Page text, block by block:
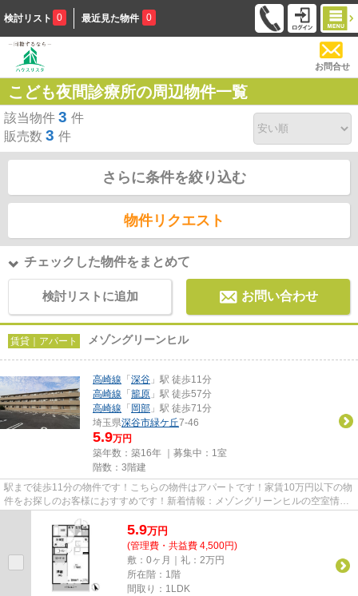
検討リスト 0 最近見た物件 0
お問合せ
こども夜間診療所の周辺物件一覧
該当物件 3 件
販売数 3 件
さらに条件を絞り込む
物件リクエスト
チェックした物件をまとめて
検討リストに追加 お問い合わせ
賃貸｜アパート メゾングリーンヒル
高崎線 「 深谷 」駅 徒歩11分
高崎線 「 籠原 」駅 徒歩57分
高崎線 「 岡部 」駅 徒歩71分
埼玉県深谷市緑ケ丘7-46
5.9万円
築年数：築16年 ｜募集中： 1室
階数：3階建
駅まで徒歩11分の物件です！こちらの物件はアパートです！家賃10万円以下の物
件をお探しのお客様におすすめです！新着情報：メゾングリーンヒルの空室情報
5.9万円
(管理費・共益費 4,500円)
敷：0ヶ月｜礼：2万円
所在階：1階
間取り：1LDK